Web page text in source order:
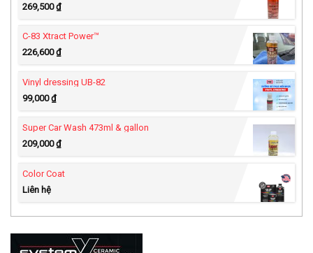
269,500₫
C-83 Xtract Power™
226,600₫
Vinyl dressing UB-82
99,000₫
Super Car Wash 473ml & gallon
209,000₫
Color Coat
Liên hệ